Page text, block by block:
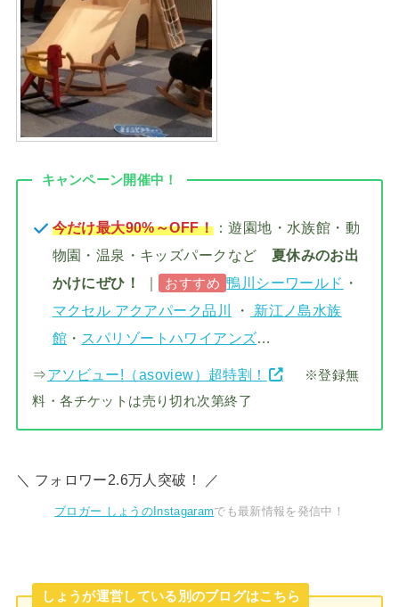
キャンペーン開催中！
今だけ最大90%～OFF！：遊園地・水族館・動
物園・温泉・キッズパークなど 夏休みのお出
かけにぜひ！
｜ おすすめ 鴨川シーワールド ・
マクセル アクアパーク品川
・
新江ノ島水族
館 ・ スパリゾートハワイアンズ
⇒アソビュー!（asoview）超特割！
※登録無
料・各チケットは売り切れ次第終了
＼ フォロワー2.6万人突破！ ／
ブロガー しょうのInstagaramでも最新情報を発信中！
しょうが運営している別のブログはこちら